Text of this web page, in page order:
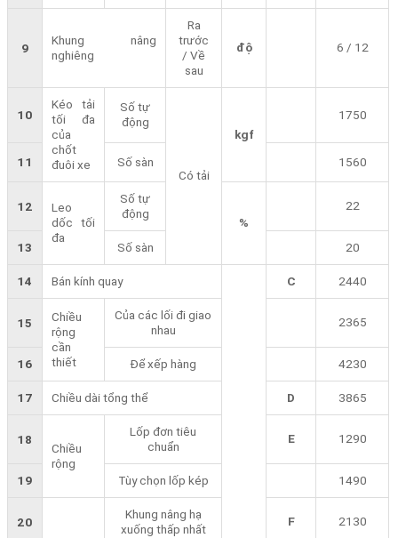
9
Khung nâng
nghiêng
Ra
trước
/ Về
sau
độ 6 / 12
10
Kéo tải
tối đa
của
chốt
đuôi xe
Số tự
động
Có tải
kgf
1750
11 Số sàn 1560
12
Leo
dốc tối
đa
Số tự
động
%
22
13 Số sàn 20
14 Bán kính quay C 2440
15
Chiều
rộng
cần
thiết
Của các lối đi giao
nhau
2365
16 Để xếp hàng 4230
17 Chiều dài tổng thể D 3865
18
Chiều
rộng
Lốp đơn tiêu
chuẩn
E 1290
19 Tùy chọn lốp kép 1490
20
Khung nâng hạ
xuống thấp nhất
F 2130